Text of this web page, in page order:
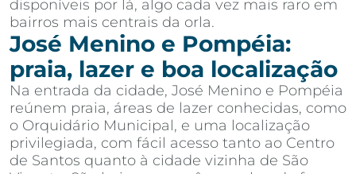
disponíveis por lá, algo cada vez mais raro em
bairros mais centrais da orla.
José Menino e Pompéia:
praia, lazer e boa localização
Na entrada da cidade, José Menino e Pompéia
reúnem praia, áreas de lazer conhecidas, como
o Orquidário Municipal, e uma localização
privilegiada, com fácil acesso tanto ao Centro
de Santos quanto à cidade vizinha de São